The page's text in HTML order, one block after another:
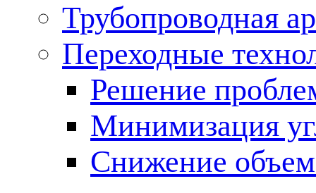
Трубопроводная
Переходные
Решение
Минимизация
Снижение